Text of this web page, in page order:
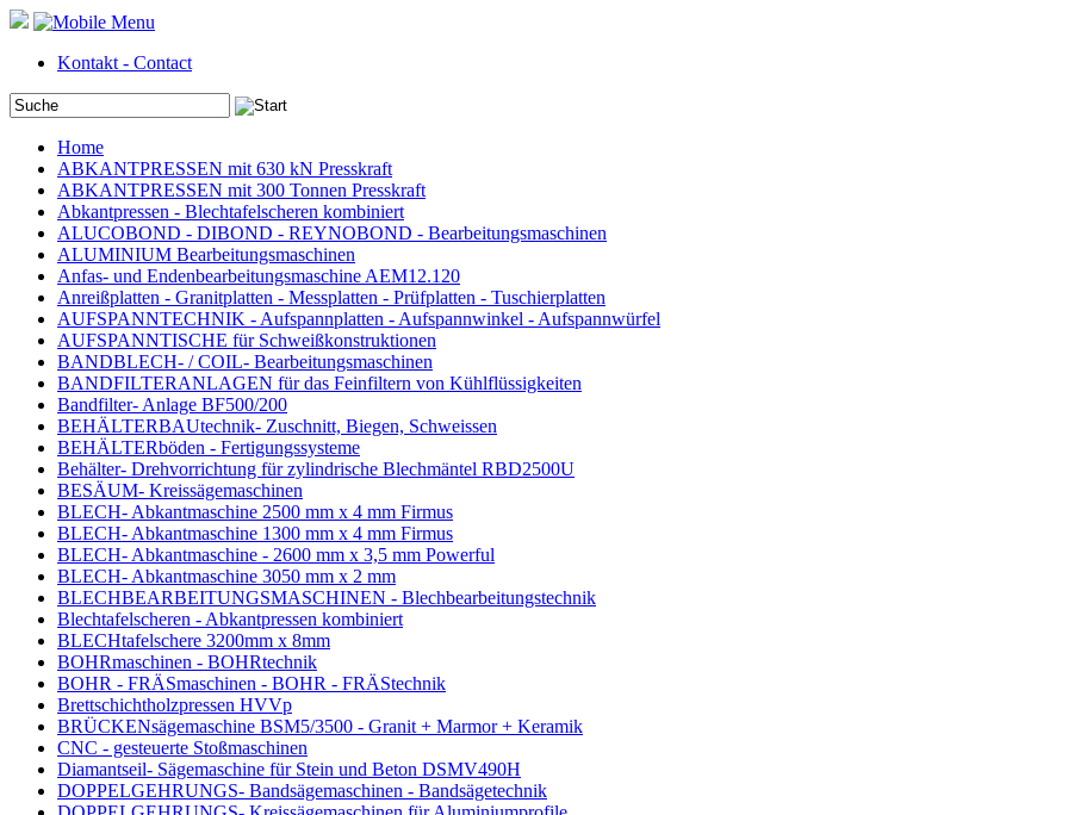
Kontakt - Contact
Home
ABKANTPRESSEN mit 630 kN Presskraft
ABKANTPRESSEN mit 300 Tonnen Presskraft
Abkantpressen - Blechtafelscheren kombiniert
ALUCOBOND - DIBOND - REYNOBOND - Bearbeitungsmaschinen
ALUMINIUM Bearbeitungsmaschinen
Anfas- und Endenbearbeitungsmaschine AEM12.120
Anreißplatten - Granitplatten - Messplatten - Prüfplatten - Tuschierplatten
AUFSPANNTECHNIK - Aufspannplatten - Aufspannwinkel - Aufspannwürfel
AUFSPANNTISCHE für Schweißkonstruktionen
BANDBLECH- / COIL- Bearbeitungsmaschinen
BANDFILTERANLAGEN für das Feinfiltern von Kühlflüssigkeiten
Bandfilter- Anlage BF500/200
BEHÄLTERBAUtechnik- Zuschnitt, Biegen, Schweissen
BEHÄLTERböden - Fertigungssysteme
Behälter- Drehvorrichtung für zylindrische Blechmäntel RBD2500U
BESÄUM- Kreissägemaschinen
BLECH- Abkantmaschine 2500 mm x 4 mm Firmus
BLECH- Abkantmaschine 1300 mm x 4 mm Firmus
BLECH- Abkantmaschine - 2600 mm x 3,5 mm Powerful
BLECH- Abkantmaschine 3050 mm x 2 mm
BLECHBEARBEITUNGSMASCHINEN - Blechbearbeitungstechnik
Blechtafelscheren - Abkantpressen kombiniert
BLECHtafelschere 3200mm x 8mm
BOHRmaschinen - BOHRtechnik
BOHR - FRÄSmaschinen - BOHR - FRÄStechnik
Brettschichtholzpressen HVVp
BRÜCKENsägemaschine BSM5/3500 - Granit + Marmor + Keramik
CNC - gesteuerte Stoßmaschinen
Diamantseil- Sägemaschine für Stein und Beton DSMV490H
DOPPELGEHRUNGS- Bandsägemaschinen - Bandsägetechnik